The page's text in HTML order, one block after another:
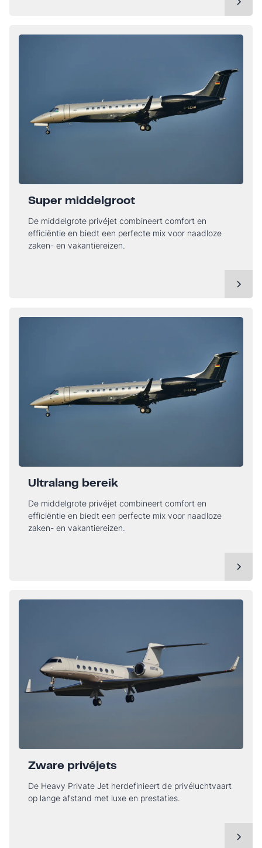
Super middelgroot
De middelgrote privéjet combineert comfort en
efficiëntie en biedt een perfecte mix voor naadloze
zaken- en vakantiereizen.
Ultralang bereik
De middelgrote privéjet combineert comfort en
efficiëntie en biedt een perfecte mix voor naadloze
zaken- en vakantiereizen.
Zware privéjets
De Heavy Private Jet herdefinieert de privéluchtvaart
op lange afstand met luxe en prestaties.